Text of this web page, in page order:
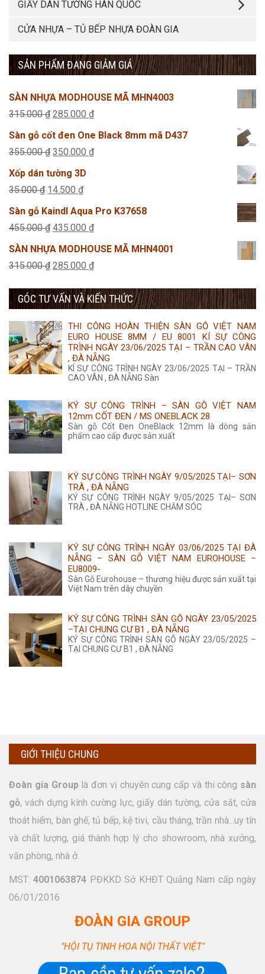
GIẤY DÁN TƯỜNG HÀN QUỐC
CỬA NHỰA – TỦ BẾP NHỰA ĐOÀN GIA
SẢN PHẨM ĐANG GIẢM GIÁ
SÀN NHỰA MODHOUSE MÃ MHN4003
315.000₫ Giá
gốc
là:
285.000 ₫Giá
hiện
tại
Sàn gỗ cốt đen One Black 8mm mã D437
355.000₫ Giá
gốc
là:
350.000 ₫Giá
350.000 ₫.
Xốp dán tường 3D
35.000₫ Giá
gốc
là:
14.500 ₫Giá
hiện
tại
14.500 ₫.
Sàn gỗ Kaindl Aqua Pro K37658
455.000₫ Giá
gốc
là:
435.000 ₫Giá
hiện
tại
435.000 ₫.
SÀN NHỰA MODHOUSE MÃ MHN4001
315.000₫ Giá
là:
285.000 ₫Giá
tại
285.000 ₫.
GÓC TƯ VẤN VÀ KIẾN THỨC
THI CÔNG HOÀN THIỆN SÀN GỖ VIỆT NAM
EURO HOUSE 8MM / EU 8001 KÍ SỰ CÔNG
TRÌNH NGÀY 23/06/2025 TẠI – TRẦN CAO VÂN
, ĐÀ NẴNG
KÍ SỰ CÔNG TRÌNH NGÀY 23/06/2025 TẠI – TRẦN
CAO VÂN , ĐÀ NẴNG Sàn
KÝ SỰ CÔNG TRÌNH – SÀN GỖ VIỆT NAM
12mm CỐT ĐEN / MS ONEBLACK 28
Sàn gỗ Cốt Đen OneBlack 12mm là dòng sản
phẩm cao cấp được sản xuất
KÝ SỰ CÔNG TRÌNH NGÀY 9/05/2025 TẠI– SƠN
TRÀ , ĐÀ NẴNG
KÝ SỰ CÔNG TRÌNH NGÀY 9/05/2025 TẠI– SƠN
TRÀ , ĐÀ NẴNG HOTLINE CHĂM SÓC
KÝ SỰ CÔNG TRÌNH NGÀY 03/06/2025 TẠI ĐÀ
NẴNG – SÀN GỖ VIỆT NAM EUROHOUSE –
EU8009-
Sàn Gỗ Eurohouse – thương hiệu được sản xuất tại
Việt Nam trên dây chuyền
KÝ SỰ CÔNG TRÌNH SÀN GỖ NGÀY 23/05/2025
–TẠI CHUNG CƯ B1 , ĐÀ NẴNG
KÝ SỰ CÔNG TRÌNH SÀN GỖ NGÀY 23/05/2025 –
TẠI CHUNG CƯ B1 , ĐÀ NẴNG
GIỚI THIỆU CHUNG
Đoàn gia Group là đơn vị chuyên cung cấp và thi công sàn
gỗ, vách dựng kính cường lực, giấy dán tường, cửa sắt, cửa
thoát hiểm, bàn ghế, tủ bếp, kệ tivi, cầu tháng, trần nhà...uy tín
và chất lượng, giá thành hợp lý cho showroom, nhà xưởng,
văn phòng, nhà ở.
MST:4001063874 PĐKKD Sở KHĐT Quảng Nam cấp ngày
06/01/2016
ĐOÀN GIA GROUP
"HỘI TỤ TINH HOA NỘI THẤT VIỆT"